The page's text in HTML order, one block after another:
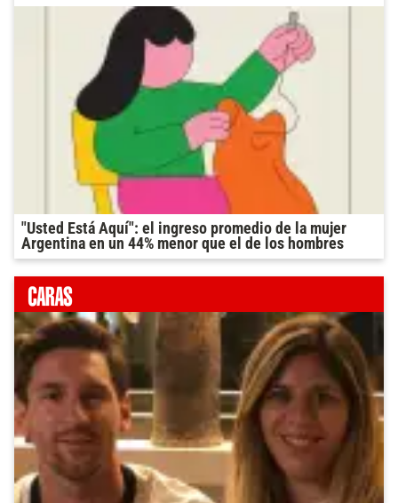
"Usted Está Aquí": el ingreso promedio de la mujer
Argentina en un 44% menor que el de los hombres